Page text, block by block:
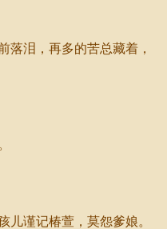
泪，再多的苦总藏着，
谨记椿萱，莫怨爹娘。